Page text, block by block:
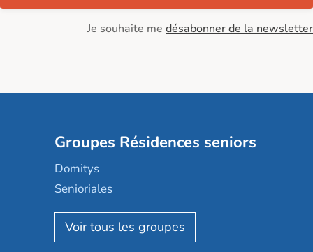
Je souhaite me désabonner de la newsletter
Groupes Résidences seniors
Domitys
Senioriales
Nohée
Les Résidentiels